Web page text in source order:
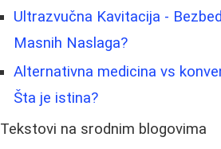
Ultrazvučna Kavitacija -
Masnih Naslaga?
Alternativna medicina vs
Šta je istina?
Tekstovi na srodnim blogovima